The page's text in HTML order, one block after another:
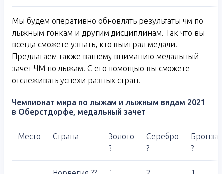
Мы будем оперативно обновлять результаты чм по
лыжным гонкам и другим дисциплинам. Так что вы
всегда сможете узнать, кто выиграл медали.
Предлагаем также вашему вниманию медальный
зачет ЧМ по лыжам. С его помощью вы сможете
отслеживать успехи разных стран.
Чемпионат мира по лыжам и лыжным видам 2021
в Оберстдорфе, медальный зачет
Место Страна
Золото
?
Серебро
?
Бронза
?